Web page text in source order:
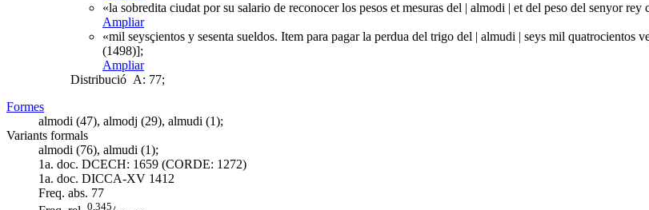
«la sobredita ciudat por su salario de reconocer los pesos et mesuras del | almodi | et del peso del senyor
Ampliar
«mil seysçientos y sesenta sueldos. Item para pagar la perdua del trigo del | almudi | seys mil
(1498)];
Ampliar
Distribució A: 77;
Formes
almodi (47), almodj (29), almudi (1);
Variants formals
almodi (76), almudi (1);
1a. doc. DCECH: 1659 (CORDE: 1272)
1a. doc. DICCA-XV 1412
Freq. abs. 77
0,345